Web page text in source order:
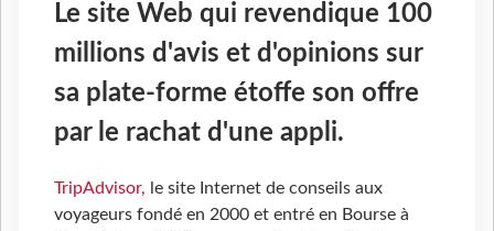
Le site Web qui revendique 100
millions d'avis et d'opinions sur
sa plate-forme étoffe son offre
par le rachat d'une appli.
TripAdvisor, le site Internet de conseils aux
voyageurs fondé en 2000 et entré en Bourse à